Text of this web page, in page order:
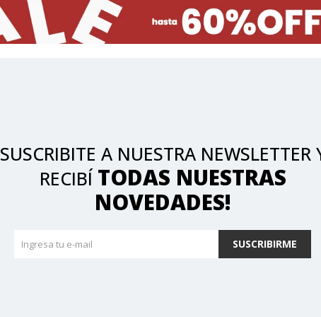
SUSCRIBITE A NUESTRA NEWSLETTER
RECIBÍ TODAS NUESTRAS
NOVEDADES!
SUSCRIBIRME